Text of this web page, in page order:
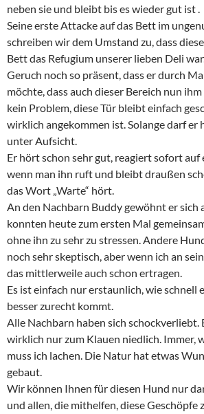
neben sie und bleibt bis es wieder gut ist .
Seine erste Attacke auf das Bett im
schreiben wir dem Umstand zu, dass
Bett das Refugium unserer lieben Deli
Geruch noch so präsent, dass er durch
möchte, dass auch dieser Bereich nun
kein Problem, diese Tür bleibt einfach
wirklich angekommen ist. Solange darf er
unter Aufsicht.
Er hört schon sehr gut, reagiert sofort auf
wenn man ihn ruft und bleibt draußen
das Wort „Warte“ hört.
An den Nachbarn Buddy gewöhnt er sich
konnten heute zum ersten Mal
ohne ihn zu sehr zu stressen. Andere
noch sehr skeptisch, aber wenn ich an
das mittlerweile auch schon ertragen.
Es ist einfach nur erstaunlich, wie schnell
besser zurecht kommt.
Alle Nachbarn haben sich schockverliebt.
wirklich nur zum Klauen niedlich. Immer,
muss ich lachen. Die Natur hat etwas
gebaut.
Wir können Ihnen für diesen Hund nur
und allen, die mithelfen, diese Geschöpfe